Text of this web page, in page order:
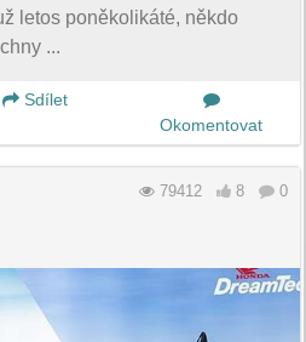
letos poněkolikáté, někdo
...
Sdílet
Okomentovat
79412 8 0